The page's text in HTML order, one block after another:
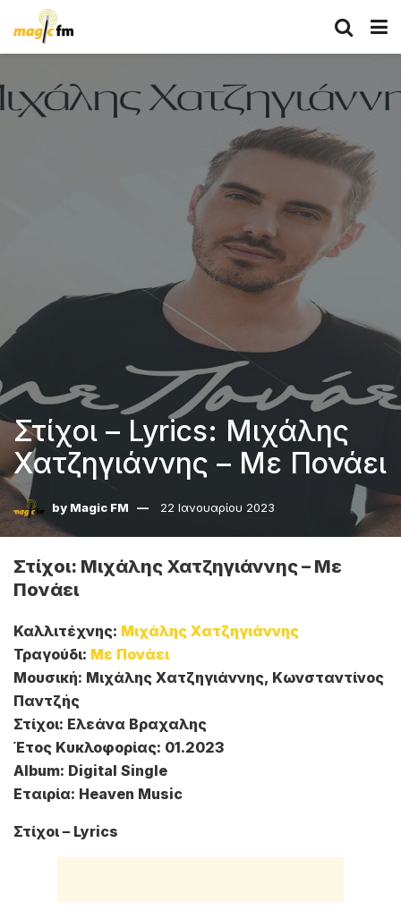
Στίχοι – Lyrics: Μιχάλης
Χατζηγιάννης – Με Πονάει
by Magic FM 22 Ιανουαρίου 2023
Στίχοι: Μιχάλης Χατζηγιάννης – Με
Πονάει
Καλλιτέχνης: Μιχάλης Χατζηγιάννης
Τραγούδι: Με Πονάει
Μουσική: Μιχάλης Χατζηγιάννης, Κωνσταντίνος
Παντζής
Στίχοι: Ελεάνα Βραχαλης
Έτος Κυκλοφορίας: 01.2023
Album: Digital Single
Εταιρία: Heaven Music
Στίχοι – Lyrics